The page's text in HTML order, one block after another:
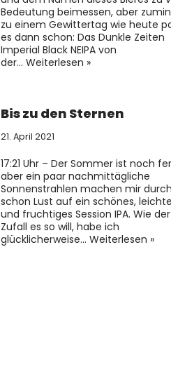
Bedeutung beimessen, aber
zu einem Gewittertag wie heute
es dann schon: Das Dunkle Zeiten
Imperial Black NEIPA von
der… Weiterlesen »
Bis zu den Sternen
21. April 2021
17:21 Uhr – Der Sommer ist noch
aber ein paar nachmittägliche
Sonnenstrahlen machen mir
schon Lust auf ein schönes,
und fruchtiges Session IPA. Wie der
Zufall es so will, habe ich
glücklicherweise… Weiterlesen »